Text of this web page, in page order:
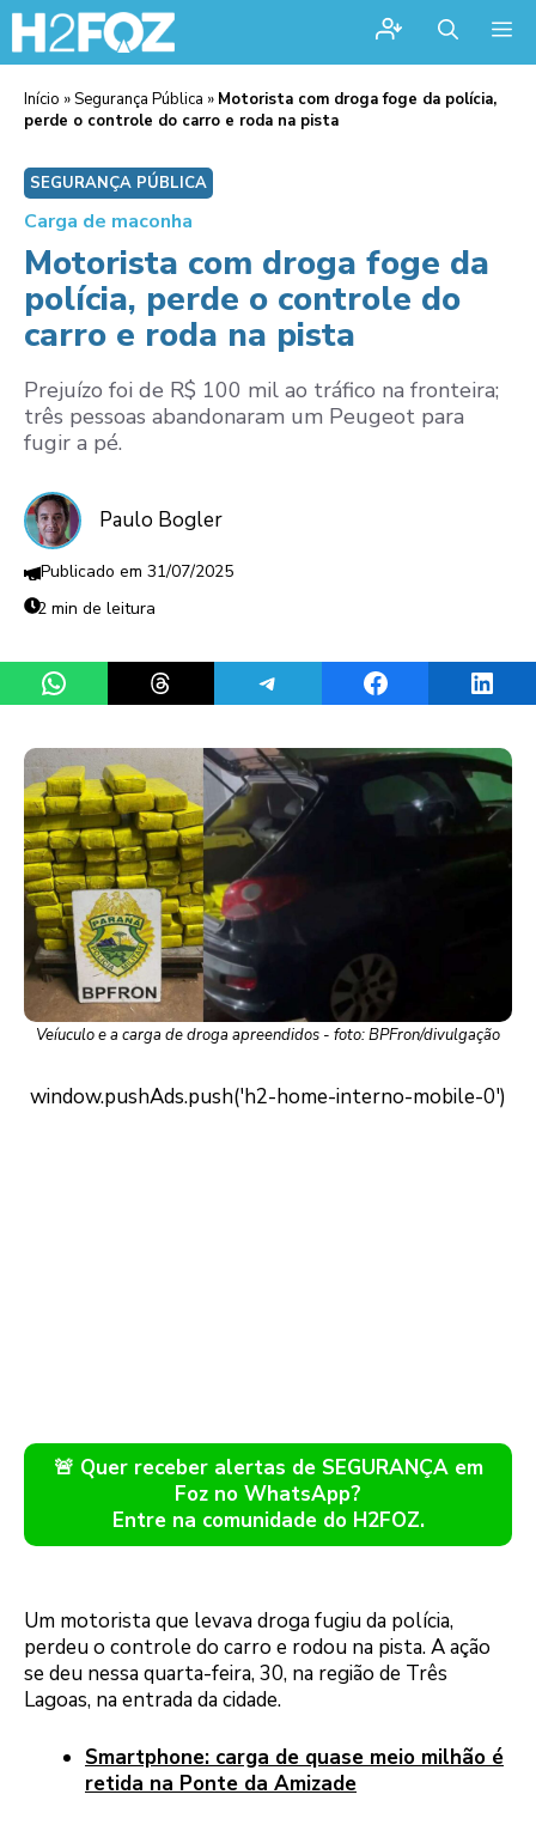
Início »Segurança Pública » Motorista com droga foge da polícia,
perde o controle do carro e roda na pista
SEGURANÇA PÚBLICA
Carga de maconha
Motorista com droga foge da
polícia, perde o controle do
carro e roda na pista
Prejuízo foi de R$ 100 mil ao tráfico na fronteira;
três pessoas abandonaram um Peugeot para
fugir a pé.
Paulo Bogler
31/07/2025
2 min de leitura
Share on WhatsAppShare on ThreadsShare on TelegramShare on Facebook
Veíuculo e a carga de droga apreendidos - foto: BPFron/divulgação
🚨 Quer receber alertas de SEGURANÇA em
Foz no WhatsApp?
Entre na comunidade do H2FOZ.
Um motorista que levava droga fugiu da polícia,
perdeu o controle do carro e rodou na pista. A ação
se deu nessa quarta-feira, 30, na região de Três
Lagoas, na entrada da cidade.
Smartphone: carga de quase meio milhão é
retida na Ponte da Amizade